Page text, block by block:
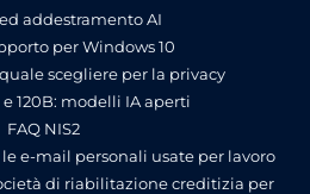
addestramento AI
per Windows 10
scegliere per la privacy
e 120B: modelli IA aperti
FAQ NIS2
e-mail personali usate per lavoro
di riabilitazione creditizia per